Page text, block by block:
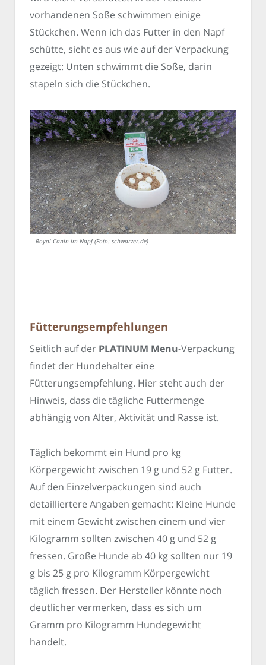
vorhandenen Soße schwimmen einige
Stückchen. Wenn ich das Futter in den Napf
schütte, sieht es aus wie auf der Verpackung
gezeigt: Unten schwimmt die Soße, darin
stapeln sich die Stückchen.
Royal Canin im Napf (Foto: schwarzer.de)
Fütterungsempfehlungen
Seitlich auf der PLATINUM Menu-Verpackung
findet der Hundehalter eine
Fütterungsempfehlung. Hier steht auch der
Hinweis, dass die tägliche Futtermenge
abhängig von Alter, Aktivität und Rasse ist.
Täglich bekommt ein Hund pro kg
Körpergewicht zwischen 19 g und 52 g Futter.
Auf den Einzelverpackungen sind auch
detailliertere Angaben gemacht: Kleine Hunde
mit einem Gewicht zwischen einem und vier
Kilogramm sollten zwischen 40 g und 52 g
fressen. Große Hunde ab 40 kg sollten nur 19
g bis 25 g pro Kilogramm Körpergewicht
täglich fressen. Der Hersteller könnte noch
deutlicher vermerken, dass es sich um
Gramm pro Kilogramm Hundegewicht
handelt.